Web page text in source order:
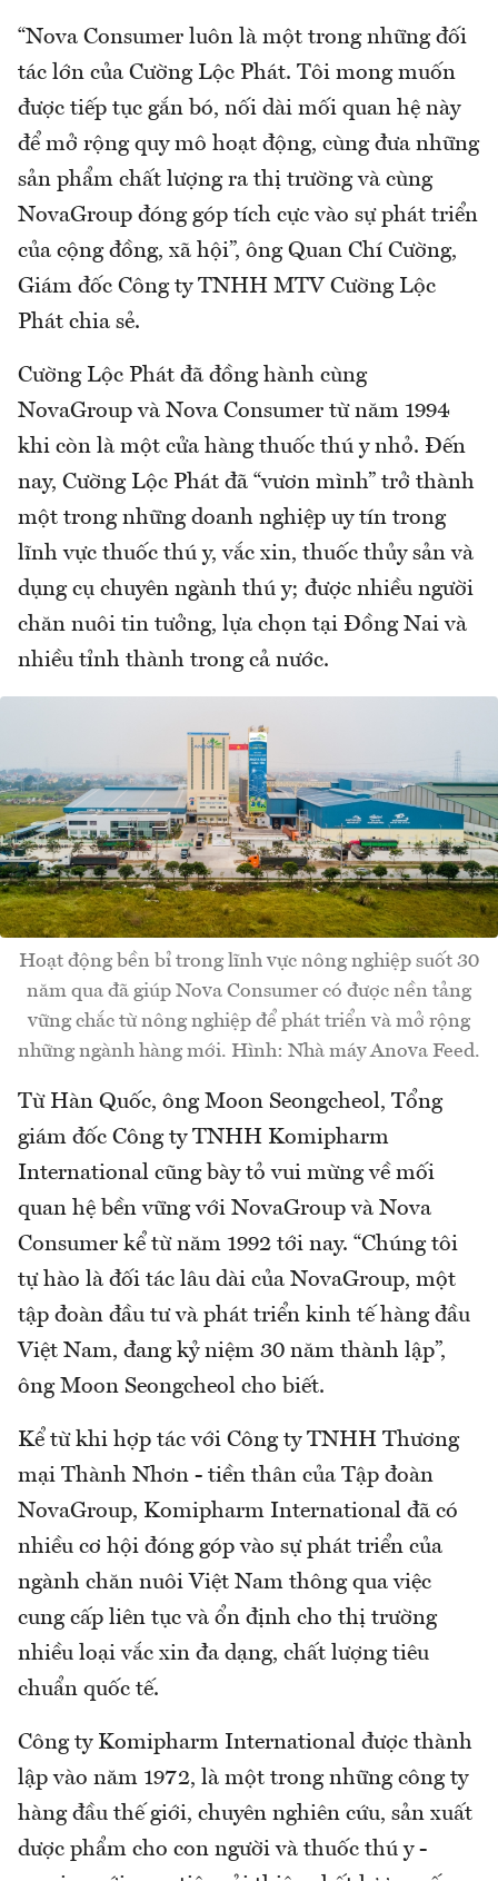
“Nova Consumer luôn là một trong những đối
tác lớn của Cường Lộc Phát. Tôi mong muốn
được tiếp tục gắn bó, nối dài mối quan hệ này
để mở rộng quy mô hoạt động, cùng đưa những
sản phẩm chất lượng ra thị trường và cùng
NovaGroup đóng góp tích cực vào sự phát triển
của cộng đồng, xã hội”, ông Quan Chí Cường,
Giám đốc Công ty TNHH MTV Cường Lộc
Phát chia sẻ.
Cường Lộc Phát đã đồng hành cùng
NovaGroup và Nova Consumer từ năm 1994
khi còn là một cửa hàng thuốc thú y nhỏ. Đến
nay, Cường Lộc Phát đã “vươn mình” trở thành
một trong những doanh nghiệp uy tín trong
lĩnh vực thuốc thú y, vắc xin, thuốc thủy sản và
dụng cụ chuyên ngành thú y; được nhiều người
chăn nuôi tin tưởng, lựa chọn tại Đồng Nai và
nhiều tỉnh thành trong cả nước.
Hoạt động bền bỉ trong lĩnh vực nông nghiệp suốt 30
năm qua đã giúp Nova Consumer có được nền tảng
vững chắc từ nông nghiệp để phát triển và mở rộng
những ngành hàng mới. Hình: Nhà máy Anova Feed.
Từ Hàn Quốc, ông Moon Seongcheol, Tổng
giám đốc Công ty TNHH Komipharm
International cũng bày tỏ vui mừng về mối
quan hệ bền vững với NovaGroup và Nova
Consumer kể từ năm 1992 tới nay. “Chúng tôi
tự hào là đối tác lâu dài của NovaGroup, một
tập đoàn đầu tư và phát triển kinh tế hàng đầu
Việt Nam, đang kỷ niệm 30 năm thành lập”,
ông Moon Seongcheol cho biết.
Kể từ khi hợp tác với Công ty TNHH Thương
mại Thành Nhơn - tiền thân của Tập đoàn
NovaGroup, Komipharm International đã có
nhiều cơ hội đóng góp vào sự phát triển của
ngành chăn nuôi Việt Nam thông qua việc
cung cấp liên tục và ổn định cho thị trường
nhiều loại vắc xin đa dạng, chất lượng tiêu
chuẩn quốc tế.
Công ty Komipharm International được thành
lập vào năm 1972, là một trong những công ty
hàng đầu thế giới, chuyên nghiên cứu, sản xuất
dược phẩm cho con người và thuốc thú y -